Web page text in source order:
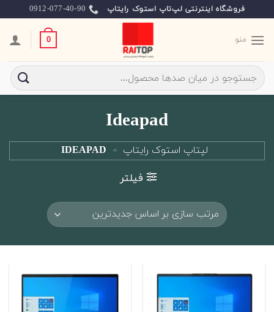
to
content
فروشگاه اینترنتی لپ‌تاپ استوک رایتاپ 0912-077-40-90
منو 0
جستجو
برای:
Ideapad
لپتاپ استوک رایتاپ »
IDEAPAD
فیلتر